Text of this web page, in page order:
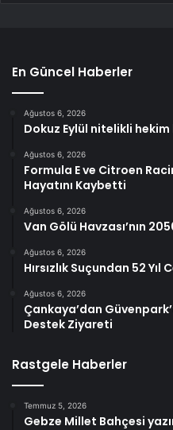
En Güncel Haberler
Ağustos 6, 2026
Dokuz Eylül nitelikli
Ağustos 6, 2026
Formula E ve Citroen
Hayatını Kaybetti
Ağustos 6, 2026
Van Gölü Havzası’nın
Ağustos 6, 2026
Hırsızlık Suçundan 52 Yıl
Ağustos 6, 2026
Çankaya’dan
Destek Ziyareti
Rastgele Haberler
Temmuz 5, 2026
Gebze Millet Bahçesi